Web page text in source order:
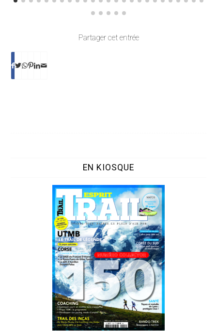
Partager cet entrée
EN KIOSQUE